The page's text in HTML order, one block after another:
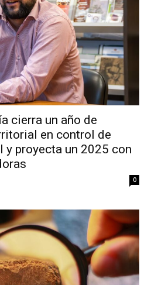
cierra un año de
en control de
y proyecta un 2025 con
0